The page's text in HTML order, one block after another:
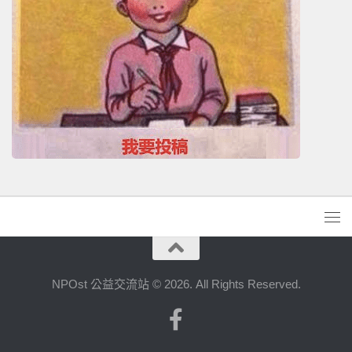
NPOst 公益交流站 © 2026. All Rights Reserved.